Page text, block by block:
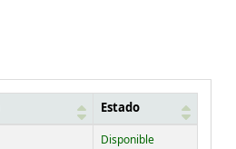
Estado
Disponible